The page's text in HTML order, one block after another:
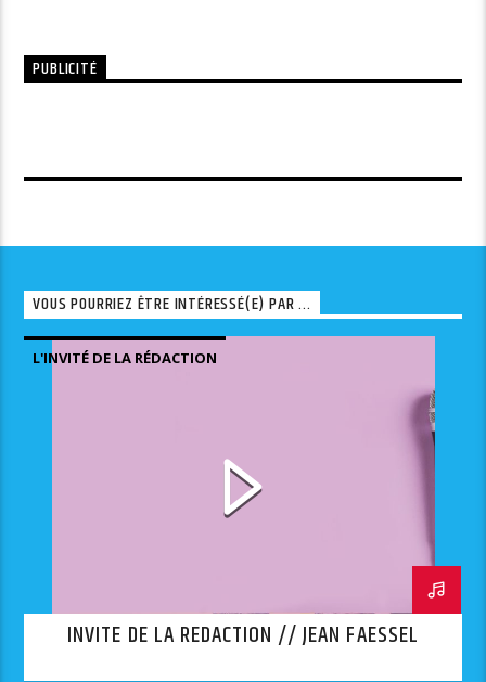
PUBLICITÉ
VOUS POURRIEZ ÊTRE INTÉRESSÉ(E) PAR ...
L'INVITÉ DE LA RÉDACTION
INVITE DE LA REDACTION // JEAN FAESSEL